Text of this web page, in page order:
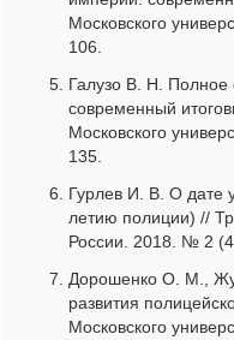
Московского
106.
Галузо В. Н. Полное
современный
Московского
135.
Гурлев И. В. О дате
летию полиции) //
России. 2018. № 2
Дорошенко О. М.,
развития
Московского